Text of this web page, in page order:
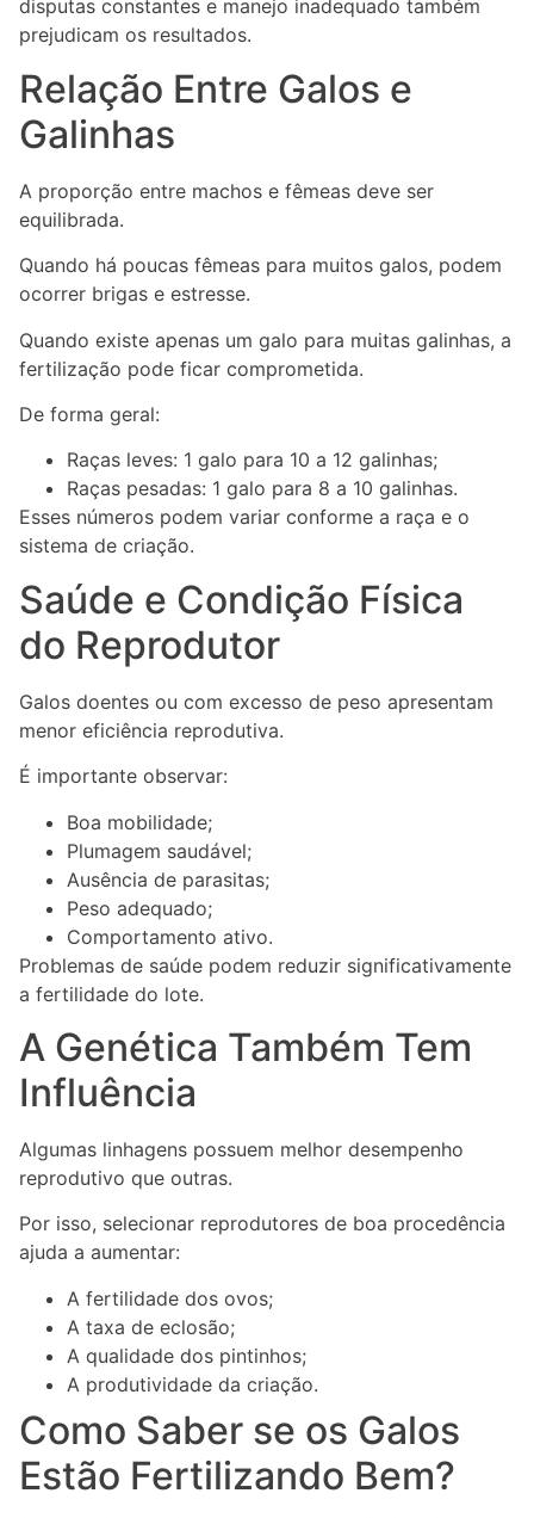
disputas constantes e manejo inadequado também
prejudicam os resultados.
Relação Entre Galos e
Galinhas
A proporção entre machos e fêmeas deve ser
equilibrada.
Quando há poucas fêmeas para muitos galos, podem
ocorrer brigas e estresse.
Quando existe apenas um galo para muitas galinhas, a
fertilização pode ficar comprometida.
De forma geral:
Raças leves: 1 galo para 10 a 12 galinhas;
Raças pesadas: 1 galo para 8 a 10 galinhas.
Esses números podem variar conforme a raça e o
sistema de criação.
Saúde e Condição Física
do Reprodutor
Galos doentes ou com excesso de peso apresentam
menor eficiência reprodutiva.
É importante observar:
Boa mobilidade;
Plumagem saudável;
Ausência de parasitas;
Peso adequado;
Comportamento ativo.
Problemas de saúde podem reduzir significativamente
a fertilidade do lote.
A Genética Também Tem
Influência
Algumas linhagens possuem melhor desempenho
reprodutivo que outras.
Por isso, selecionar reprodutores de boa procedência
ajuda a aumentar:
A fertilidade dos ovos;
A taxa de eclosão;
A qualidade dos pintinhos;
A produtividade da criação.
Como Saber se os Galos
Estão Fertilizando Bem?